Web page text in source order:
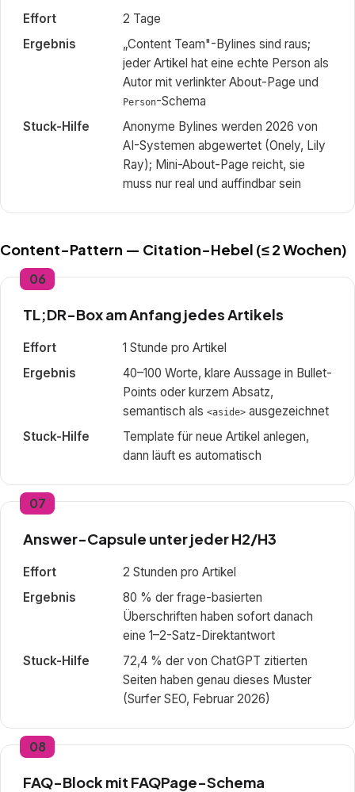
Effort
2 Tage
Ergebnis
„Content Team"-Bylines sind raus;
jeder Artikel hat eine echte Person als
Autor mit verlinkter About-Page und
Person-Schema
Stuck-Hilfe
Anonyme Bylines werden 2026 von
AI-Systemen abgewertet (Onely, Lily
Ray); Mini-About-Page reicht, sie
muss nur real und auffindbar sein
Content-Pattern — Citation-Hebel (≤ 2 Wochen)
06
TL;DR-Box am Anfang jedes Artikels
Effort
1 Stunde pro Artikel
Ergebnis
40–100 Worte, klare Aussage in Bullet-
Points oder kurzem Absatz,
semantisch als <aside> ausgezeichnet
Stuck-Hilfe
Template für neue Artikel anlegen,
dann läuft es automatisch
07
Answer-Capsule unter jeder H2/H3
Effort
2 Stunden pro Artikel
Ergebnis
80 % der frage-basierten
Überschriften haben sofort danach
eine 1–2-Satz-Direktantwort
Stuck-Hilfe
72,4 % der von ChatGPT zitierten
Seiten haben genau dieses Muster
(Surfer SEO, Februar 2026)
08
FAQ-Block mit FAQPage-Schema